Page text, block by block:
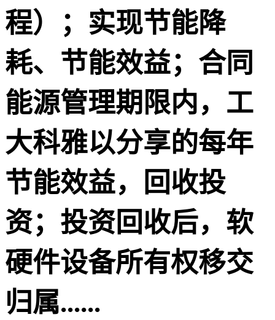
程）；实现节能降
耗、节能效益；合同
能源管理期限内，工
大科雅以分享的每年
节能效益，回收投
资；投资回收后，软
硬件设备所有权移交
归属......